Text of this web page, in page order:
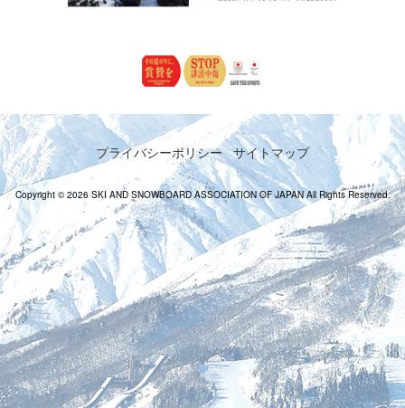
プライバシーポリシー サイトマップ
Copyright © 2026 SKI AND SNOWBOARD ASSOCIATION OF JAPAN All Rights Reserved.